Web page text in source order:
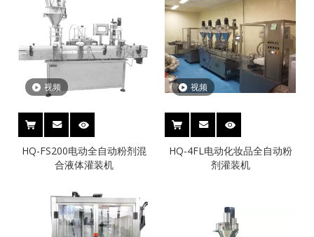
视频
HQ-FS200电动全自动粉剂混
合液体灌装机
视频
HQ-4FL电动化妆品全自动粉
剂灌装机